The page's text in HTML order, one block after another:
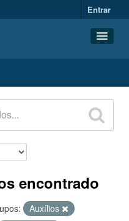
Entrar
encontrado
Auxílios